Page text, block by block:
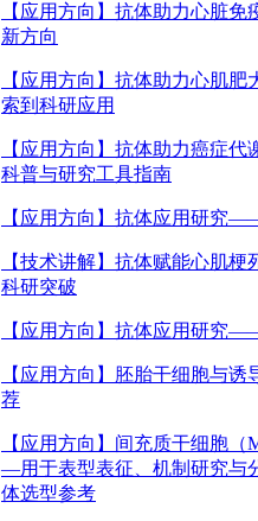
【应用方向】 抗体助力心脏
新方向
【应用方向】 抗体助力心肌肥
索到科研应用
【应用方向】 抗体助力癌症
科普与研究工具指南
【应用方向】 抗体应用研究
【技术讲解】 抗体赋能心肌梗
科研突破
【应用方向】 抗体应用研究
【应用方向】 胚胎干细胞与诱
荐
【应用方向】 间充质干细胞（
—用于表型表征、机制研究与
体选型参考